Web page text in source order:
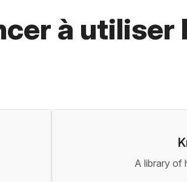
à utiliser
A library of